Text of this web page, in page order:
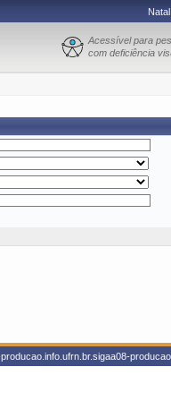
Acessível para
com deficiência
producao